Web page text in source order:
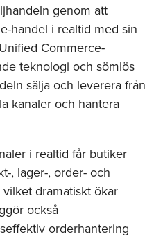
genom att
handel i realtid med sin
Commerce-
teknologi och sömlös
sälja och leverera från
kanaler och hantera
i realtid får butiker
, lager-, order- och
dramatiskt ökar
också
orderhantering